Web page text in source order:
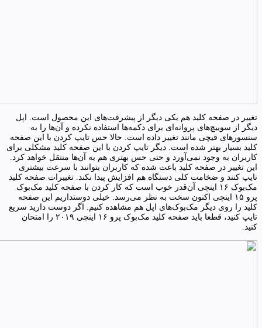
تغییر در صفحه کلید هم یکی دیگر از پیشرفت‌های این محصول است. اپل
دیگر از سوییچ‌های پروانه‌ای برای دکمه‌ها استفاده نکرده و آن‌ها را به
سنسورهای قیچی مانند تغییر داده است. حالا حس تایپ کردن با این صفحه
کلید بسیار بهتر شده است. دیگر تایپ کردن با این صفحه کلید مشکلی برای
کاربران به وجود نمی‌آورد و حتی حس بهتری هم به آن‌ها منتقل خواهد کرد.
این تغییر در صفحه کلید باعث شده که کاربران بتوانند با سرعت بیشتری
تایپ کنند و ضخامت کلی دستگاه هم افزایش پیدا نکند. تغییرات صفحه کلید
مک‌بوک ۱۶ اینچی آن‌قدر خوب است که کار کردن با صفحه کلید مک‌بوک
پرو ۱۵ اینچی اکنون سخت به نظر می‌رسد. خیلی دوستداریم این صفحه
کلید را روی دیگر مک‌بوک‌های اپل هم مشاهده کنیم. اگر دوست دارید سریع
تایپ کنید، قطعا باید صفحه کلید مک‌بوک پرو ۱۶ اینچی ۲۰۱۹ را امتحان
کنید.